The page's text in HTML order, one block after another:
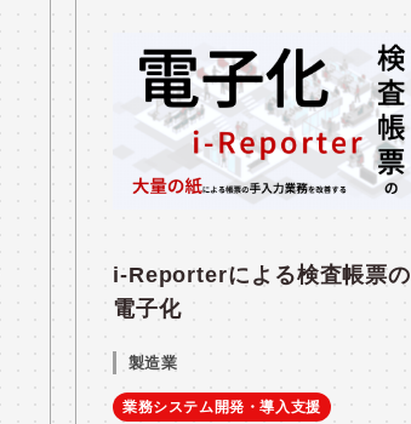
i-Reporterによる検査帳票の
電子化
製造業
業務システム開発・導入支援